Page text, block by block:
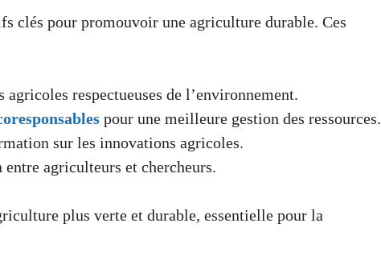
clés pour promouvoir une agriculture durable. Ces
agricoles respectueuses de l’environnement.
pour une meilleure gestion des ressources.
sur les innovations agricoles.
agriculteurs et chercheurs.
plus verte et durable, essentielle pour la